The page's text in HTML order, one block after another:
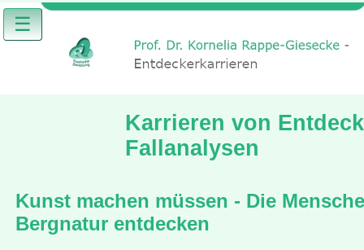
☰
Karrieren von
Fallanalysen
Kunst machen müssen - Die
Bergnatur entdecken